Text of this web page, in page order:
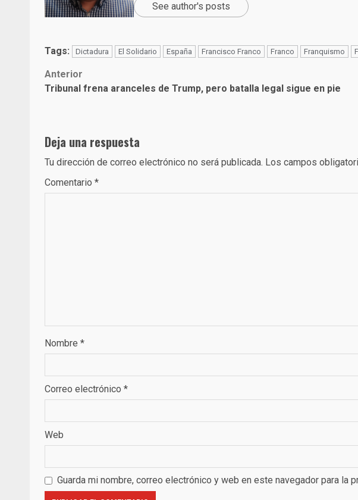
See author's posts
Tags: Dictadura El Solidario España Francisco Franco Franco Franquismo
Post
Anterior
Tribunal frena aranceles de Trump, pero batalla legal sigue en pie
Deja una respuesta
Tu dirección de correo electrónico no será publicada. Los campos
Comentario *
Nombre *
Correo electrónico *
Web
Guarda mi nombre, correo electrónico y web en este navegador para la